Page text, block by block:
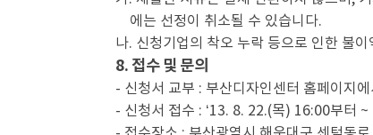
에는 선정이 취소될 수 있습니다.
나. 신청기업의 착오 누락 등으로 인한 불
8. 접수 및 문의
- 신청서 교부 : 부산디자인센터 홈페이지
- 신청서 접수 : ‘13. 8. 22.(목) 16:00부터